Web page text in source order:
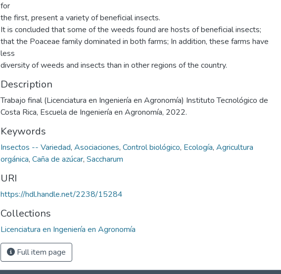
for
the first, present a variety of beneficial insects.
It is concluded that some of the weeds found are hosts of beneficial insects;
that the Poaceae family dominated in both farms; In addition, these farms have
less
diversity of weeds and insects than in other regions of the country.
Description
Trabajo final (Licenciatura en Ingeniería en Agronomía) Instituto Tecnológico de
Costa Rica, Escuela de Ingeniería en Agronomía, 2022.
Keywords
Insectos -- Variedad, Asociaciones, Control biológico, Ecología, Agricultura
orgánica, Caña de azúcar, Saccharum
URI
https://hdl.handle.net/2238/15284
Collections
Licenciatura en Ingeniería en Agronomía
Full item page